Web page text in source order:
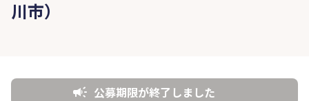
川市）
公募期限が終了しました